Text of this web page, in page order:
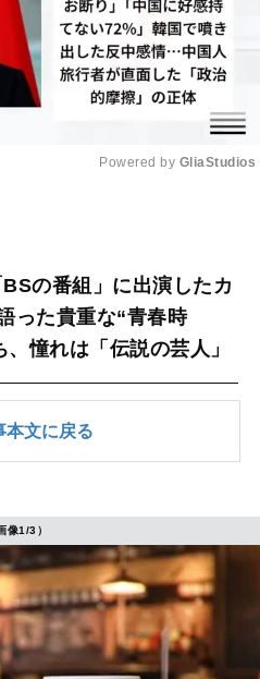
Powered by GliaStudios
の番組」に出演したカ
った貴重な“青春時
憧れは「伝説の芸人」
本文に戻る
像1/3）